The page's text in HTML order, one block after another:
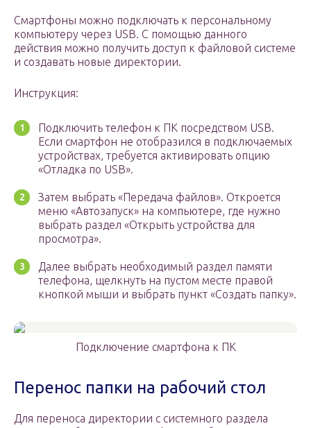
Смартфоны можно подключать к персональному
компьютеру через USB. С помощью данного
действия можно получить доступ к файловой системе
и создавать новые директории.
Инструкция:
Подключить телефон к ПК посредством USB.
Если смартфон не отобразился в подключаемых
устройствах, требуется активировать опцию
«Отладка по USB».
Затем выбрать «Передача файлов». Откроется
меню «Автозапуск» на компьютере, где нужно
выбрать раздел «Открыть устройства для
просмотра».
Далее выбрать необходимый раздел памяти
телефона, щелкнуть на пустом месте правой
кнопкой мыши и выбрать пункт «Создать папку».
Подключение смартфона к ПК
Перенос папки на рабочий стол
Для переноса директории с системного раздела